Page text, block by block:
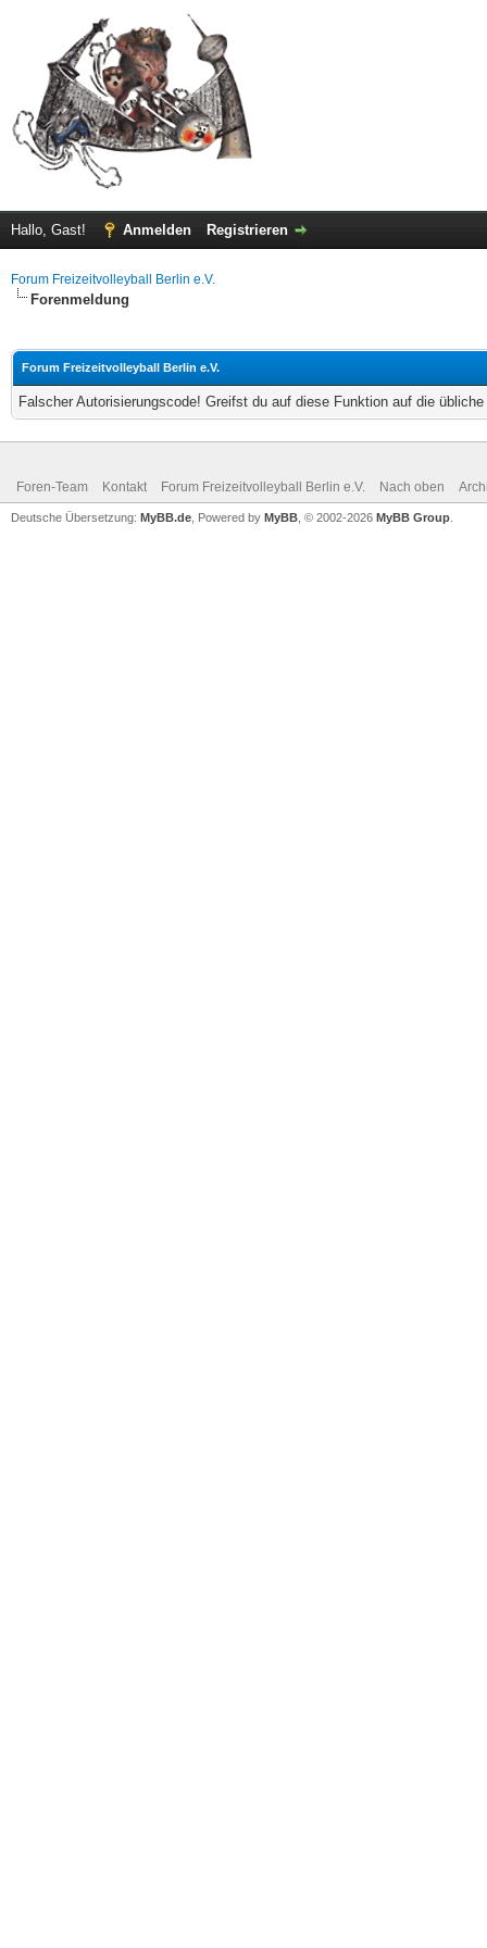
Hallo, Gast! Anmelden Registrieren
Forum Freizeitvolleyball Berlin e.V.
Forenmeldung
Forum Freizeitvolleyball Berlin e.V.
Falscher Autorisierungscode! Greifst du auf diese Funktion auf die
Foren-Team Kontakt Forum Freizeitvolleyball Berlin e.V. Nach oben
Deutsche Übersetzung: MyBB.de , Powered by MyBB , © 2002-2026 MyBB Group